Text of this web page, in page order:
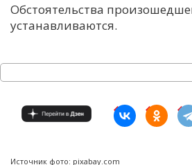
Обстоятельства
устанавливаются.
Источник фото: pixabay.com